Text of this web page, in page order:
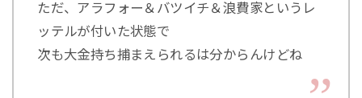
ただ、アラフォー＆バツイチ＆浪費家というレ
ッテルが付いた状態で
次も大金持ち捕まえられるは分からんけどね